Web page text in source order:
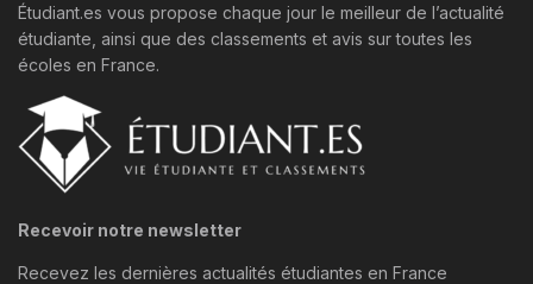
Étudiant.es vous propose chaque jour le meilleur de l’actualité
étudiante, ainsi que des classements et avis sur toutes les
écoles en France.
Recevoir notre newsletter
Recevez les dernières actualités étudiantes en France